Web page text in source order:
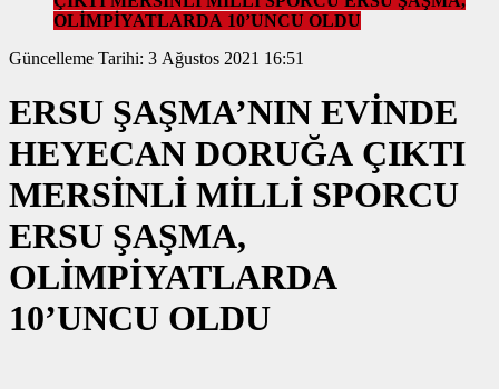
OLİMPİYATLARDA 10’UNCU OLDU
Güncelleme Tarihi: 3 Ağustos 2021 16:51
ERSU ŞAŞMA’NIN EVİNDE
HEYECAN DORUĞA ÇIKTI
MERSİNLİ MİLLİ SPORCU
ERSU ŞAŞMA,
OLİMPİYATLARDA
10’UNCU OLDU